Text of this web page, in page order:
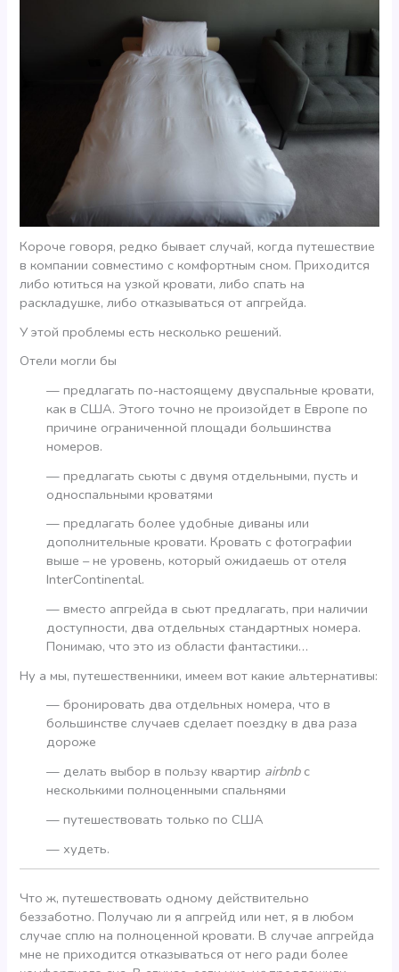
Короче говоря, редко бывает случай, когда путешествие
в компании совместимо с комфортным сном. Приходится
либо ютиться на узкой кровати, либо спать на
раскладушке, либо отказываться от апгрейда.
У этой проблемы есть несколько решений.
Отели могли бы
— предлагать по-настоящему двуспальные кровати,
как в США. Этого точно не произойдет в Европе по
причине ограниченной площади большинства
номеров.
— предлагать сьюты с двумя отдельными, пусть и
односпальными кроватями
— предлагать более удобные диваны или
дополнительные кровати. Кровать с фотографии
выше – не уровень, который ожидаешь от отеля
InterContinental.
— вместо апгрейда в сьют предлагать, при наличии
доступности, два отдельных стандартных номера.
Понимаю, что это из области фантастики…
Ну а мы, путешественники, имеем вот какие альтернативы:
— бронировать два отдельных номера, что в
большинстве случаев сделает поездку в два раза
дороже
— делать выбор в пользу квартир airbnbс
несколькими полноценными спальнями
— путешествовать только по США
— худеть.
Что ж, путешествовать одному действительно
беззаботно. Получаю ли я апгрейд или нет, я в любом
случае сплю на полноценной кровати. В случае апгрейда
мне не приходится отказываться от него ради более